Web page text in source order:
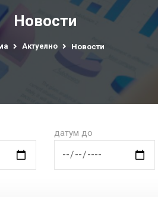
Новости
Актуелно Новости
датум до